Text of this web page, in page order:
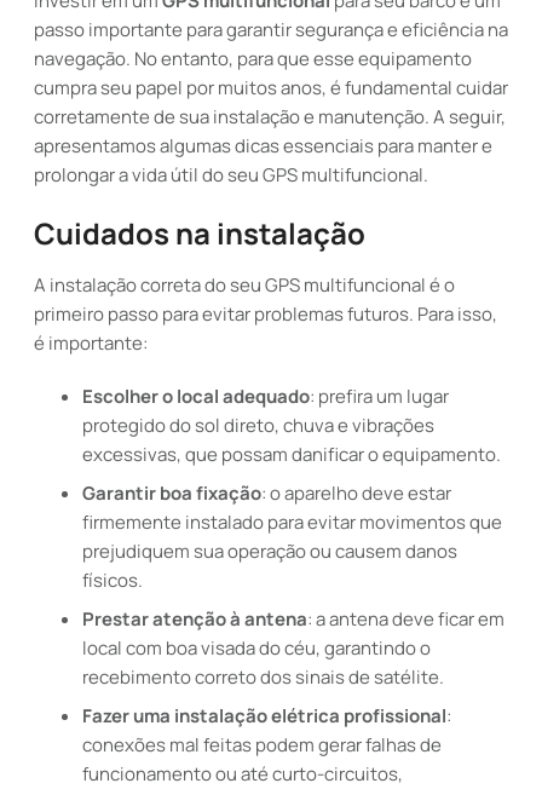
passo importante para garantir segurança e eficiência na
navegação. No entanto, para que esse equipamento
cumpra seu papel por muitos anos, é fundamental cuidar
corretamente de sua instalação e manutenção. A seguir,
apresentamos algumas dicas essenciais para manter e
prolongar a vida útil do seu GPS multifuncional.
Cuidados na instalação
A instalação correta do seu GPS multifuncional é o
primeiro passo para evitar problemas futuros. Para isso,
é importante:
Escolher o local adequado: prefira um lugar
protegido do sol direto, chuva e vibrações
excessivas, que possam danificar o equipamento.
Garantir boa fixação: o aparelho deve estar
firmemente instalado para evitar movimentos que
prejudiquem sua operação ou causem danos
físicos.
Prestar atenção à antena: a antena deve ficar em
local com boa visada do céu, garantindo o
recebimento correto dos sinais de satélite.
Fazer uma instalação elétrica profissional:
conexões mal feitas podem gerar falhas de
funcionamento ou até curto-circuitos,